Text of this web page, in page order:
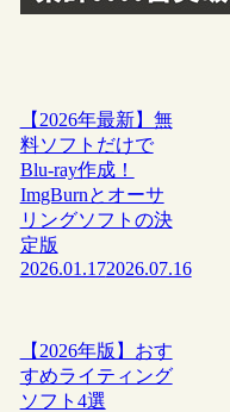
【2026年最新】無
料ソフトだけで
Blu-ray作成！
ImgBurnとオーサ
リングソフトの決
定版
2026.01.172026.07.16
【2026年版】おす
すめライティング
ソフト4選